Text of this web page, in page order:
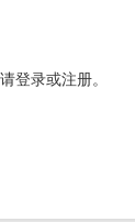
登录或注册。